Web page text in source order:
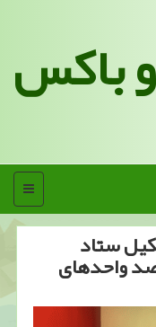
باکس
منو
ستاد
مشكل 75 درصد واحدهای